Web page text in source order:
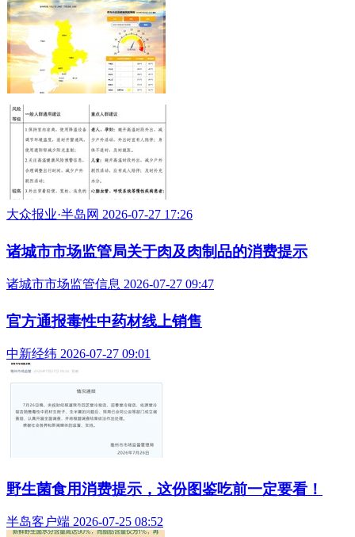
大众报业·半岛网 2026-07-27 17:26
诸城市市场监管局关于肉及肉制品的消费提示
诸城市市场监管信息 2026-07-27 09:47
官方通报毒性中药材线上销售
中新经纬 2026-07-27 09:01
野生菌食用消费提示，这份图鉴吃前一定要看！
半岛客户端 2026-07-25 08:52